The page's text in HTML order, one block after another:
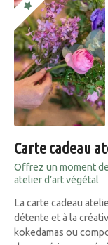
Carte cadeau
Offrez un moment
atelier d’art végétal
La carte cadeau
détente et à la
kokedamas ou